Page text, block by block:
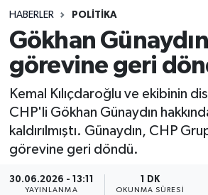
HABERLER POLITIKA
Gökhan Günaydın
görevine geri
Kemal Kılıçdaroğlu ve ekibinin
CHP'li Gökhan Günaydın
kaldırılmıştı. Günaydın, CHP
görevine geri döndü.
30.06.2026 - 13:11
YAYINLANMA
1 DK
OKUNMA SÜRESI
Spor
Teknoloji
Yaşam